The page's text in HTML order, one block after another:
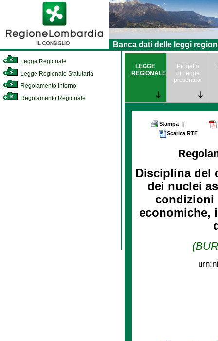
Banca dati delle leggi
Legge Regionale
Legge Regionale Statutaria
Regolamento Interno
Regolamento Regionale
LEGGE
REGIONALE
Progetto
di Legge
presentato
Stampa |
Scarica RTF
Disciplina del
dei nuclei
condizioni
economiche,